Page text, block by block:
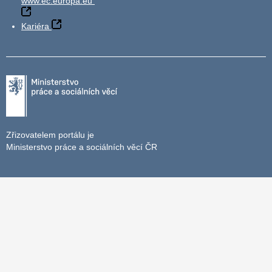
Kariéra
Zřizovatelem portálu je
Ministerstvo práce a sociálních věcí ČR